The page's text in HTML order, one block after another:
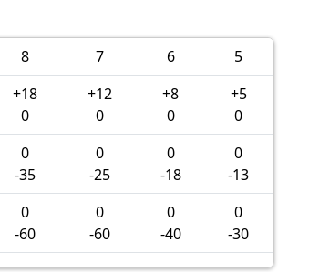
8 7 6
5
+18
0
+12
0
+8
0
+5
0
0
-35
0
-25
0
-18
0
-13
0
-60
0
-60
0
-40
0
-30